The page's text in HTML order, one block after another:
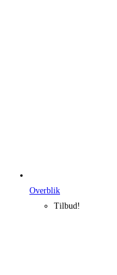
Overblik
Tilbud!